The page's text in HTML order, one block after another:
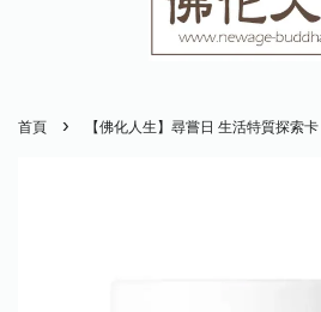
首頁 › 【佛化人生】尋嘗日 生活特質探索卡